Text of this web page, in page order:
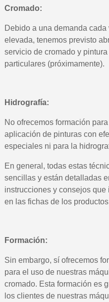
Cromado:
Debido a una demanda cada
elevada, tenemos previsto
servicio de cromado y pintura
particulares (próximamente).
Hidrografía:
No ofrecemos formación
aplicación de pinturas con
especiales ni para la
En general, todas estas
sencillas y están detalladas
instrucciones y consejos que
en las fichas de los
Formación:
Sin embargo, sí ofrecemos
para el uso de nuestras
cromado. Esta formación es
los clientes de nuestras